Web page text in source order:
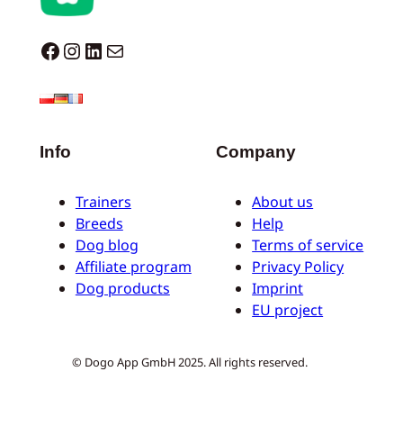
Dogo facebook InstagramLinkedIn Correo electrónico
Info
Trainers
Breeds
Dog blog
Affiliate program
Dog products
Company
About us
Help
Terms of service
Privacy Policy
Imprint
EU project
© Dogo App GmbH 2025. All rights reserved.